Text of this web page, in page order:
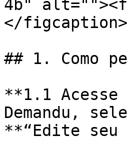
4b"
</
## 1. Como
**1.1
Demandu,
**“Edite